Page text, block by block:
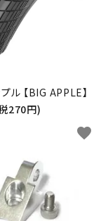
ル 【BIG APPLE】
270円)
favorite